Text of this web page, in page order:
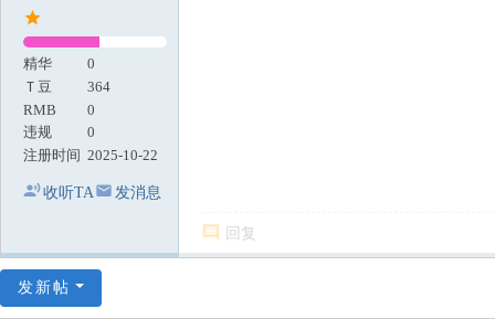
精华
0
Ｔ豆
364
RMB
0
违规
0
注册时间 2025-10-22
收听TA 发消息
回复
发新帖